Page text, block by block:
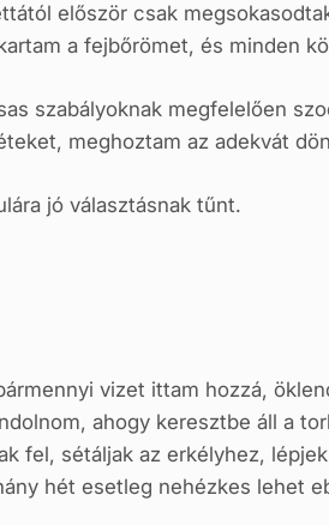
először csak
a fejbőrömet, és minden
szabályoknak megfelelően
meghoztam az adekvát
jó választásnak tűnt.
vizet ittam hozzá,
ahogy keresztbe áll a
fel, sétáljak az erkélyhez,
hét esetleg nehézkes lehet